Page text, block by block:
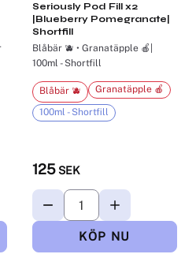
Seriously Pod Fill x2
|Blueberry Pomegranate|
Shortfill
Blåbär 🫐 • Granatäpple 🍎|
100ml - Shortfill
125 SEK
Blåbär 🫐 Granatäpple 🍎
100ml - Shortfill